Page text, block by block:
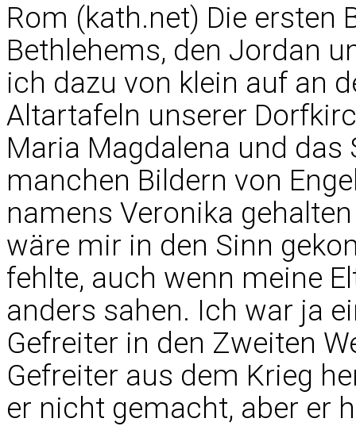
Rom (kath.net) Die ersten
Bethlehems, den Jordan
ich dazu von klein auf an
Altartafeln unserer
Maria Magdalena und
manchen Bildern von
namens Veronika
wäre mir in den Sinn
fehlte, auch wenn meine
anders sahen. Ich war ja
Gefreiter in den Zweiten
Gefreiter aus dem Krieg
er nicht gemacht, aber er